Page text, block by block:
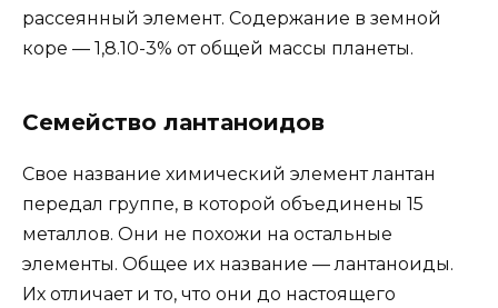
рассеянный элемент. Содержание в земной
коре — 1,8.10-3% от общей массы планеты.
Семейство лантаноидов
Свое название химический элемент лантан
передал группе, в которой объединены 15
металлов. Они не похожи на остальные
элементы. Общее их название — лантаноиды.
Их отличает и то, что они до настоящего